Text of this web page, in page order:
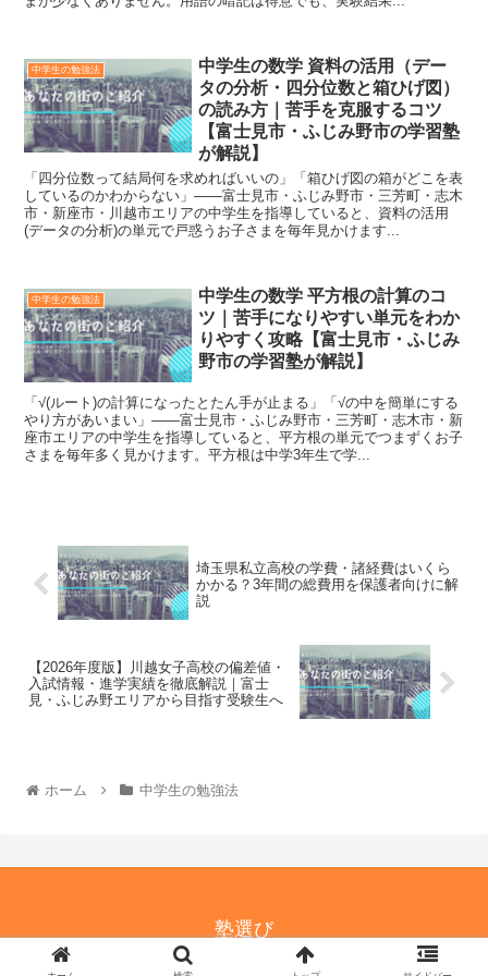
中学生の勉強法
中学生の数学 資料の活用（デー
タの分析・四分位数と箱ひげ図）
の読み方｜苦手を克服するコツ
【富士見市・ふじみ野市の学習塾
が解説】
「四分位数って結局何を求めればいいの」「箱ひげ図の箱がどこを表
しているのかわからない」——富士見市・ふじみ野市・三芳町・志木
市・新座市・川越市エリアの中学生を指導していると、資料の活用
(データの分析)の単元で戸惑うお子さまを毎年見かけます...
中学生の勉強法
中学生の数学 平方根の計算のコ
ツ｜苦手になりやすい単元をわか
りやすく攻略【富士見市・ふじみ
野市の学習塾が解説】
「√(ルート)の計算になったとたん手が止まる」「√の中を簡単にする
やり方があいまい」——富士見市・ふじみ野市・三芳町・志木市・新
座市エリアの中学生を指導していると、平方根の単元でつまずくお子
さまを毎年多く見かけます。平方根は中学3年生で学...
埼玉県私立高校の学費・諸経費はいくら
かかる？3年間の総費用を保護者向けに解
説
【2026年度版】川越女子高校の偏差値・
入試情報・進学実績を徹底解説｜富士
見・ふじみ野エリアから目指す受験生へ
ホーム 中学生の勉強法
塾選び
© 2021-2026 塾選び.